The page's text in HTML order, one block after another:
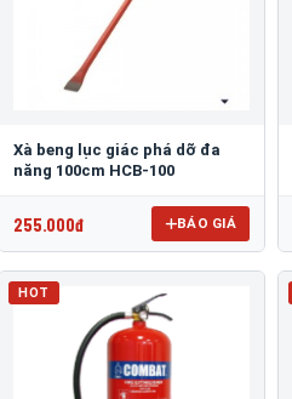
Xà beng lục giác phá dỡ đa
năng 100cm HCB-100
255.000đ BÁO GIÁ
HOT